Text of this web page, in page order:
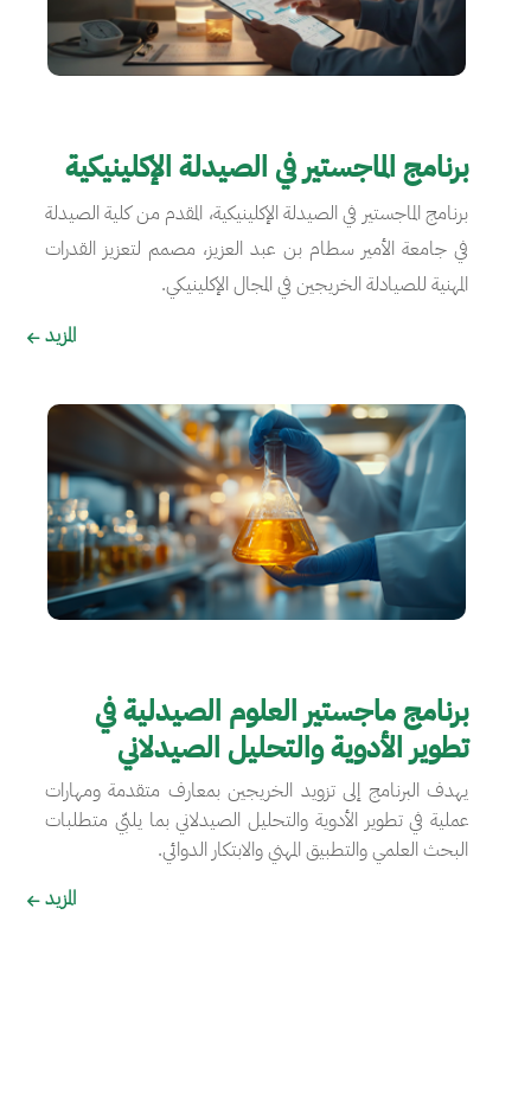
برنامج الماجستير في الصيدلة الإكلينيكية
برنامج الماجستير في الصيدلة الإكلينيكية، المقدم من كلية الصيدلة
في جامعة الأمير سطام بن عبد العزيز، مصمم لتعزيز القدرات
المهنية للصيادلة الخريجين في المجال الإكلينيكي.
المزيد
برنامج ماجستير العلوم الصيدلية في
تطوير الأدوية والتحليل الصيدلاني
يهدف البرنامج إلى تزويد الخريجين بمعارف متقدمة ومهارات
عملية في تطوير الأدوية والتحليل الصيدلاني بما يلبّي متطلبات
البحث العلمي والتطبيق المهني والابتكار الدوائي.
المزيد
الصورة